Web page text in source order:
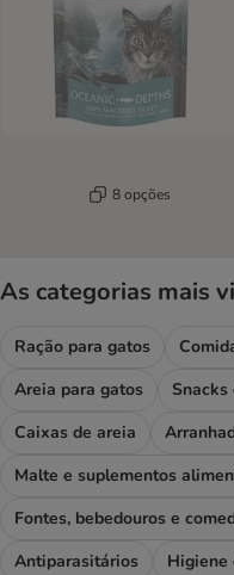
8 opções
As categorias mais
Ração para gatos
Areia para gatos
Snacks
Caixas de areia
Antiparasitários
Higiene